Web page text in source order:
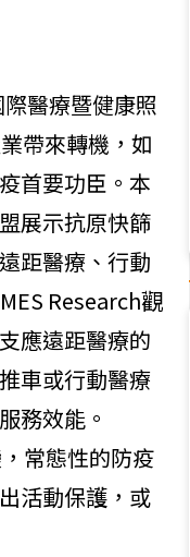
醫療暨健康照
帶來轉機，如
首要功臣。本
展示抗原快篩
距醫療、行動
Research觀
應遠距醫療的
車或行動醫療
務效能。
常態性的防疫
活動保護，或